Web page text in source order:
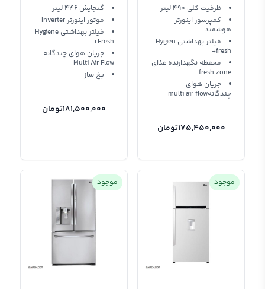
Refrigerator
ظرفیت کلی 490 لیتر
کمپرسور اینورتر
هوشمند
فیلتر بهداشتی Hygien
fresh+
محفظه نگهدارنده غذای
fresh zone
جریان هوای
چندگانهmulti air flow
175,450,000تومان
F689BLCMگنجایش 446 لیتر
موتور اینورتر Inverter
فیلتر بهداشتی Hygiene
Fresh+
جریان هوای چندگانه
Multi Air Flow
یخ ساز
181,500,000تومان
موجود موجود